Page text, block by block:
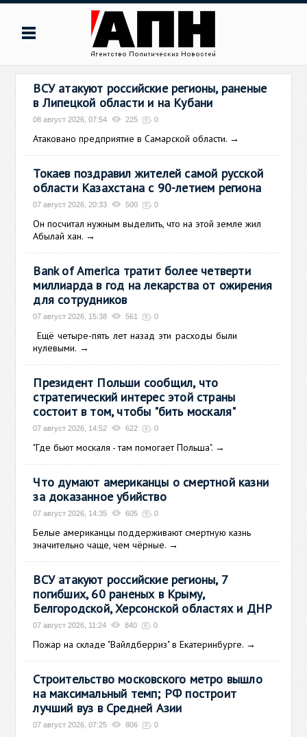
ВСУ атакуют российские регионы, раненые
в Липецкой области и на Кубани
08 август 2026, 07:54 225 0
Атаковано предприятие в Самарской области. →
Токаев поздравил жителей самой русской
области Казахстана с 90-летием региона
07 август 2026, 20:33 500 0
Он посчитал нужным выделить, что на этой земле жил
Абылай хан. →
Bank of America тратит более четверти
миллиарда в год на лекарства от ожирения
для сотрудников
07 август 2026, 15:38 561 0
Ещё четыре-пять лет назад эти расходы были
нулевыми. →
Президент Польши сообщил, что
стратегический интерес этой страны
состоит в том, чтобы "бить москаля"
07 август 2026, 14:52 622 0
"Где бьют москаля - там помогает Польша". →
Что думают американцы о смертной казни
за доказанное убийство
07 август 2026, 14:35 605 0
Белые американцы поддерживают смертную казнь
значительно чаще, чем чёрные. →
ВСУ атакуют российские регионы, 7
погибших, 60 раненых в Крыму,
Белгородской, Херсонской областях и ДНР
07 август 2026, 11:24 840 0
Пожар на складе "Вайлдберриз" в Екатеринбурге. →
Строительство московского метро вышло
на максимальный темп; РФ построит
лучший вуз в Средней Азии
07 август 2026, 07:25 806 0